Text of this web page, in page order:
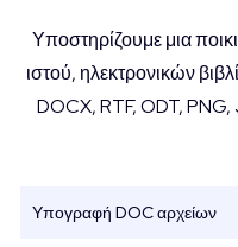
Υποστηρίζουμε μια
ιστού, ηλεκτρονικών
DOCX, RTF, ODT, PNG,
Υπογραφή DOC αρχείων